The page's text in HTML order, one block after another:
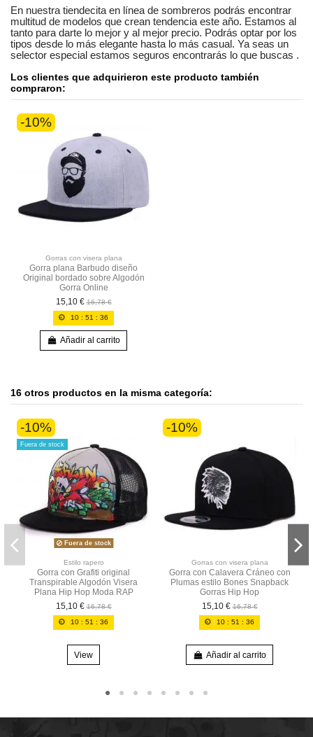
En nuestra tiendecita en línea de sombreros podrás encontrar
multitud de modelos que crean tendencia este año. Estamos al
tanto para darte lo mejor y al mejor precio. Podrás optar por los
tipos desde lo más elegante hasta lo más casual. Ya seas un
selector especial estamos seguros encontrarás lo que buscas .
Los clientes que adquirieron este producto también
compraron:
-10%
Gorras con visera plana
Gorra plana Barbudo diseño
Original bordado sobre Algodón
Gorra Online
15,10 € 16,78 €
10 :51 :35
Añadir al carrito
16 otros productos en la misma categoría:
-10%
Fuera de stock
Fuera de stock
Estilo rapero
Gorra con Grafiti original
Transpirable Algodón Visera
Plana Hip Hop Moda RAP
15,10 € 16,78 €
10 :51 :36
View
-10%
Gorras con visera plana
Gorra con Calavera Cráneo con
Plumas estilo Bones Snapback
Gorras Hip Hop
15,10 € 16,78 €
10 :51 :36
Añadir al carrito